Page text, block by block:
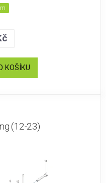
KOŠÍKU
(12-23)